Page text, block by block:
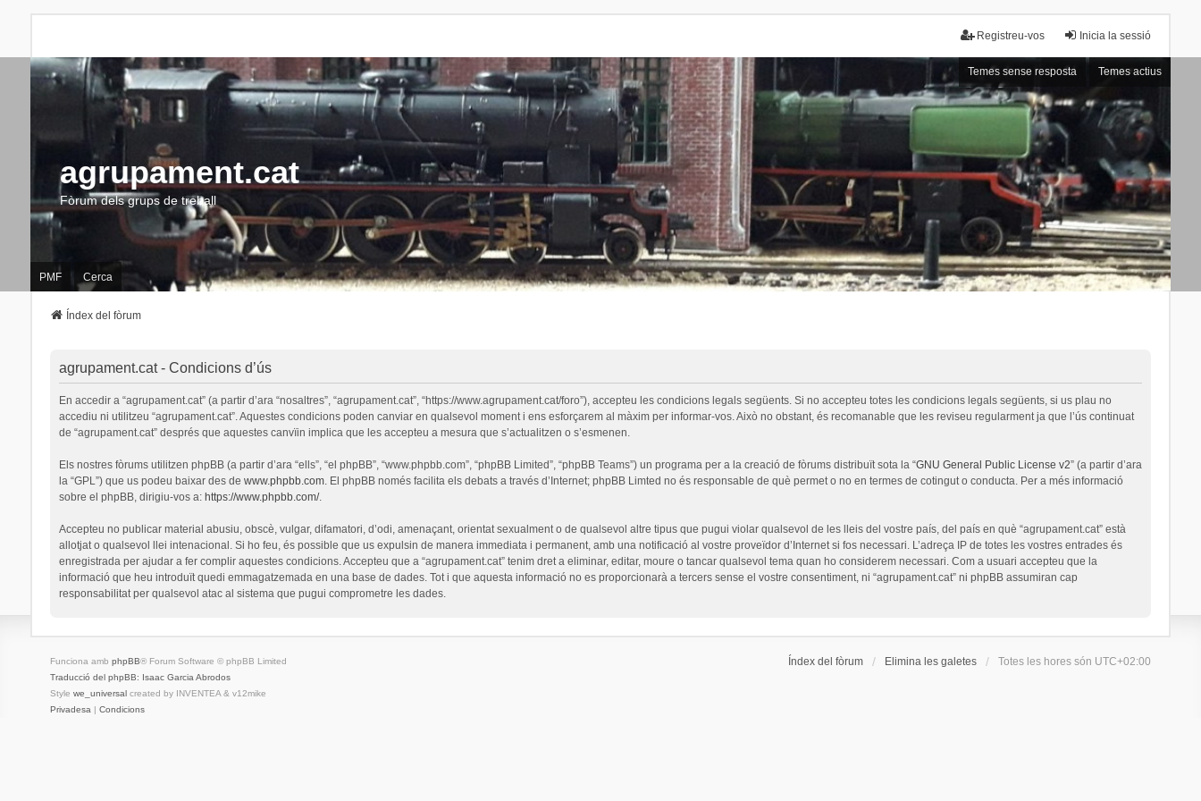
Inicia la sessió
Registreu-vos
Temes sense resposta Temes actius
agrupament.cat
Fòrum dels grups de treball
PMF Cerca
Índex del fòrum
agrupament.cat - Condicions d’ús
En accedir a “agrupament.cat” (a partir d’ara “nosaltres”, “agrupament.cat”, “https://www.agrupament.cat/foro”), accepteu les condicions legals següents. Si no accepteu totes les condicions legals següents, si us plau no
accediu ni utilitzeu “agrupament.cat”. Aquestes condicions poden canviar en qualsevol moment i ens esforçarem al màxim per informar-vos. Això no obstant, és recomanable que les reviseu regularment ja que l’ús continuat
de “agrupament.cat” després que aquestes canvïin implica que les accepteu a mesura que s’actualitzen o s’esmenen.
Els nostres fòrums utilitzen phpBB (a partir d’ara “ells”, “el phpBB”, “www.phpbb.com”, “phpBB Limited”, “phpBB Teams”) un programa per a la creació de fòrums distribuït sota la “GNU General Public License v2” (a partir d’ara
la “GPL”) que us podeu baixar des de www.phpbb.com. El phpBB només facilita els debats a través d’Internet; phpBB Limted no és responsable de què permet o no en termes de cotingut o conducta. Per a més informació
sobre el phpBB, dirigiu-vos a: https://www.phpbb.com/.
Accepteu no publicar material abusiu, obscè, vulgar, difamatori, d’odi, amenaçant, orientat sexualment o de qualsevol altre tipus que pugui violar qualsevol de les lleis del vostre país, del país en què “agrupament.cat” està
allotjat o qualsevol llei intenacional. Si ho feu, és possible que us expulsin de manera immediata i permanent, amb una notificació al vostre proveïdor d’Internet si fos necessari. L’adreça IP de totes les vostres entrades és
enregistrada per ajudar a fer complir aquestes condicions. Accepteu que a “agrupament.cat” tenim dret a eliminar, editar, moure o tancar qualsevol tema quan ho considerem necessari. Com a usuari accepteu que la
informació que heu introduït quedi emmagatzemada en una base de dades. Tot i que aquesta informació no es proporcionarà a tercers sense el vostre consentiment, ni “agrupament.cat” ni phpBB assumiran cap
responsabilitat per qualsevol atac al sistema que pugui comprometre les dades.
Índex del fòrum Elimina les galetes Totes les hores són UTC+02:00
Funciona amb phpBB® Forum Software © phpBB Limited
Traducció del phpBB: Isaac Garcia Abrodos
Style we_universalcreated by INVENTEA & v12mike
Privadesa | Condicions